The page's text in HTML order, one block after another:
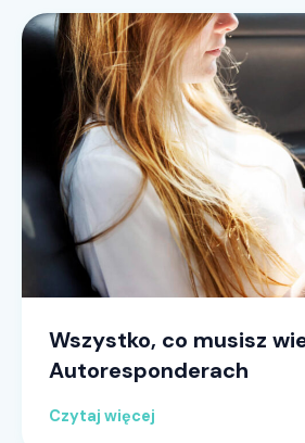
Wszystko, co musisz
Autoresponderach
Czytaj więcej